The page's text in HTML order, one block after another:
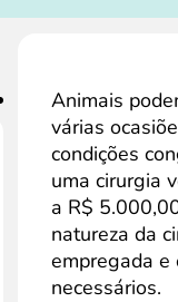
Animais
várias
condições
uma cirurgia
a R$
natureza da
empregada e
necessários.